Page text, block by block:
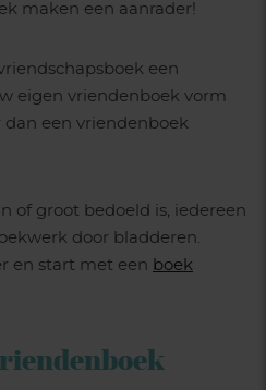
maken een aanrader!
een
eigen vriendenboek vorm
dan een vriendenboek
of groot bedoeld is, iedereen
door bladderen.
en start met een boek